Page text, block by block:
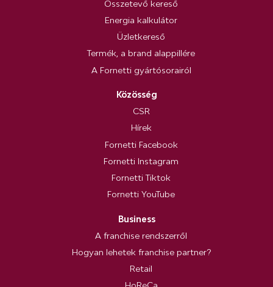
Összetevő kereső
Energia kalkulátor
Üzletkereső
Termék, a brand alappillére
A Fornetti gyártósorairól
Közösség
CSR
Hírek
Fornetti Facebook
Fornetti Instagram
Fornetti Tiktok
Fornetti YouTube
Business
A franchise rendszerről
Hogyan lehetek franchise partner?
Retail